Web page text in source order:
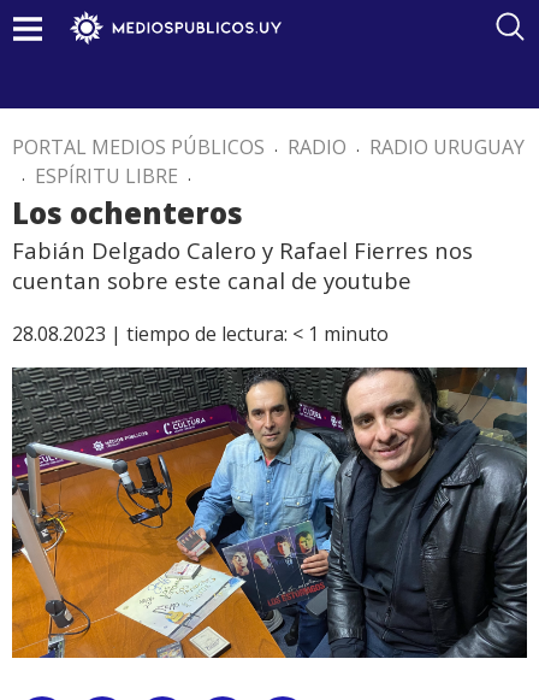
PORTAL MEDIOS PÚBLICOS . RADIO . RADIO URUGUAY
. ESPÍRITU LIBRE .
Los ochenteros
Fabián Delgado Calero y Rafael Fierres nos
cuentan sobre este canal de youtube
28.08.2023 | tiempo de lectura: < 1 minuto